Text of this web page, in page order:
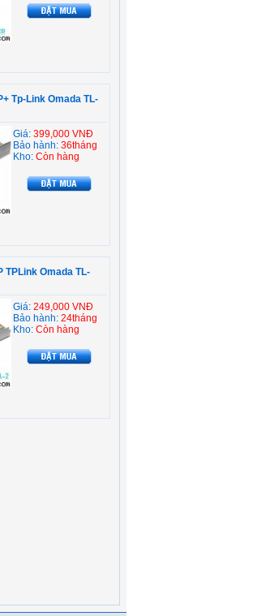
Tp-Link Omada TL-
Giá: 399,000 VNĐ
Bảo hành: 36tháng
Kho: Còn hàng
TPLink Omada TL-
Giá: 249,000 VNĐ
Bảo hành: 24tháng
Kho: Còn hàng